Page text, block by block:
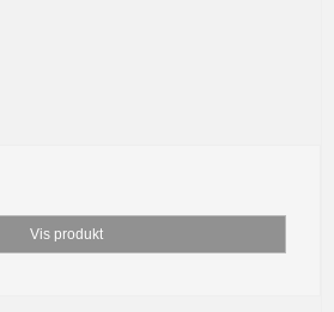
Vis produkt